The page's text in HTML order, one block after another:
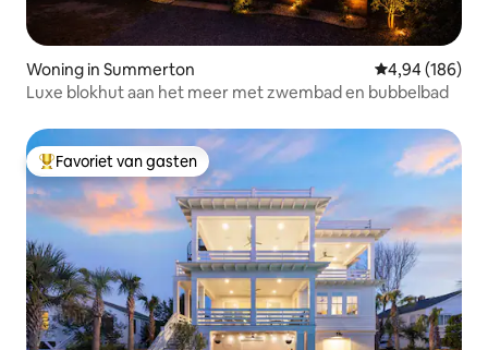
Woning in Summerton Gemiddelde
4,94 (186)
Luxe blokhut aan het meer met zwembad en bubbelbad
Topfavoriet van gasten
Favoriet van gasten